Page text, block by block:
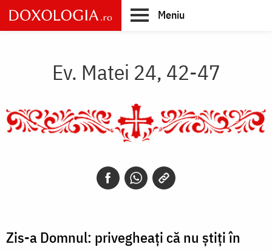
Skip
to
main
Meniu
Ev. Matei 24, 42-47
Zis-a Domnul: privegheaţi că nu ştiţi în